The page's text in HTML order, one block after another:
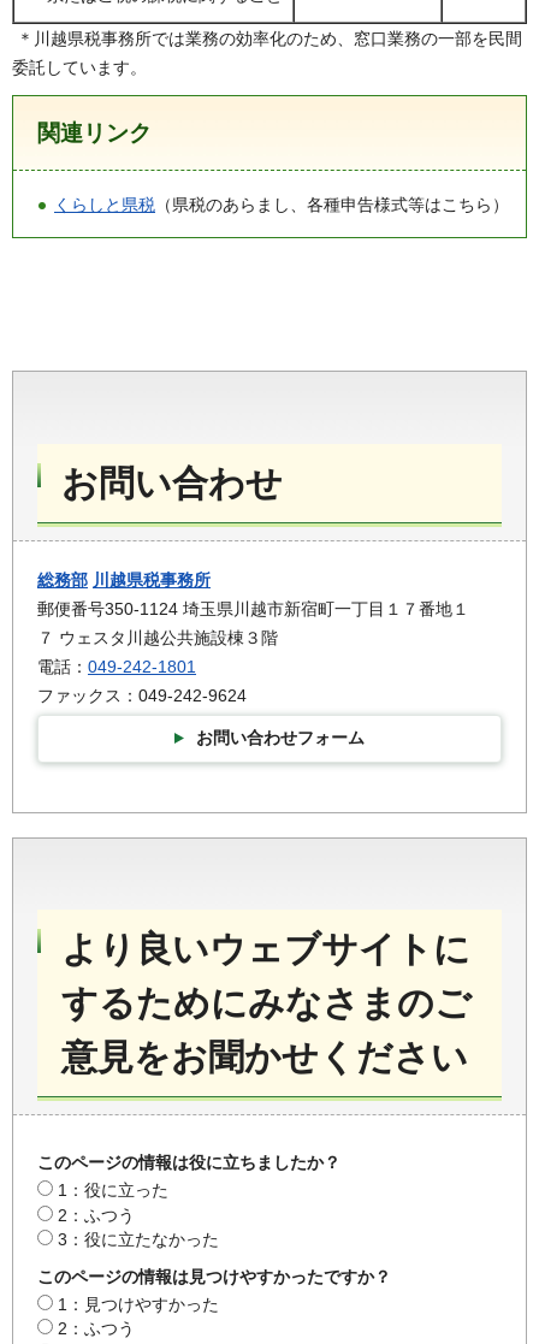
＊川越県税事務所では業務の効率化のため、窓口業務の一部を民間
委託しています。
関連リンク
くらしと県税 （県税のあらまし、各種申告様式等はこちら）
お問い合わせ
総務部 川越県税事務所
郵便番号350-1124 埼玉県川越市新宿町一丁目１７番地１
７ ウェスタ川越公共施設棟３階
電話： 049-242-1801
ファックス：049-242-9624
お問い合わせフォーム
より良いウェブサイトに
するためにみなさまのご
意見をお聞かせください
このページの情報は役に立ちましたか？
1：役に立った
2：ふつう
3：役に立たなかった
このページの情報は見つけやすかったですか？
1：見つけやすかった
2：ふつう